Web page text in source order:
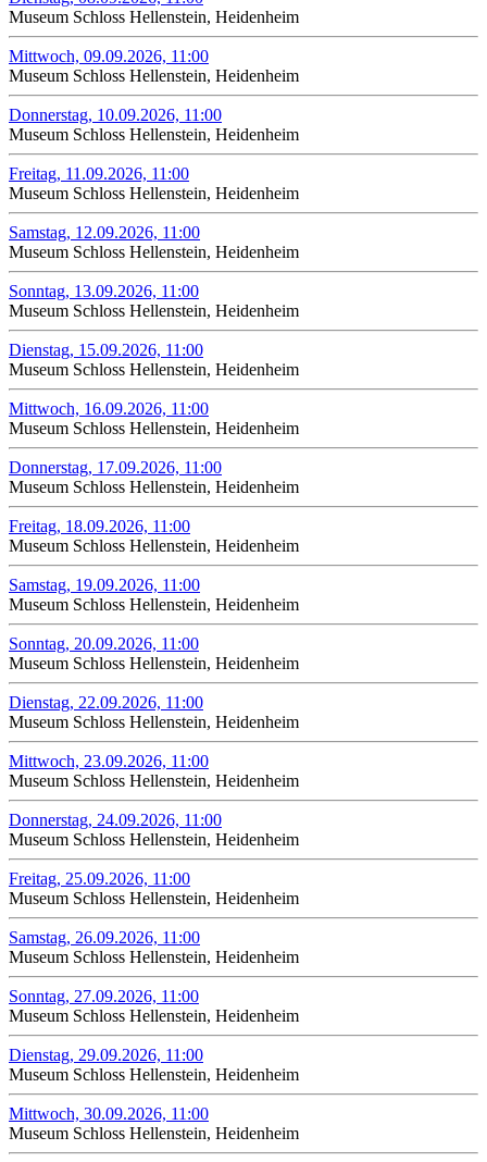
Museum Schloss Hellenstein, Heidenheim
Mittwoch, 09.09.2026, 11:00
Museum Schloss Hellenstein, Heidenheim
Donnerstag, 10.09.2026, 11:00
Museum Schloss Hellenstein, Heidenheim
Freitag, 11.09.2026, 11:00
Museum Schloss Hellenstein, Heidenheim
Samstag, 12.09.2026, 11:00
Museum Schloss Hellenstein, Heidenheim
Sonntag, 13.09.2026, 11:00
Museum Schloss Hellenstein, Heidenheim
Dienstag, 15.09.2026, 11:00
Museum Schloss Hellenstein, Heidenheim
Mittwoch, 16.09.2026, 11:00
Museum Schloss Hellenstein, Heidenheim
Donnerstag, 17.09.2026, 11:00
Museum Schloss Hellenstein, Heidenheim
Freitag, 18.09.2026, 11:00
Museum Schloss Hellenstein, Heidenheim
Samstag, 19.09.2026, 11:00
Museum Schloss Hellenstein, Heidenheim
Sonntag, 20.09.2026, 11:00
Museum Schloss Hellenstein, Heidenheim
Dienstag, 22.09.2026, 11:00
Museum Schloss Hellenstein, Heidenheim
Mittwoch, 23.09.2026, 11:00
Museum Schloss Hellenstein, Heidenheim
Donnerstag, 24.09.2026, 11:00
Museum Schloss Hellenstein, Heidenheim
Freitag, 25.09.2026, 11:00
Museum Schloss Hellenstein, Heidenheim
Samstag, 26.09.2026, 11:00
Museum Schloss Hellenstein, Heidenheim
Sonntag, 27.09.2026, 11:00
Museum Schloss Hellenstein, Heidenheim
Dienstag, 29.09.2026, 11:00
Museum Schloss Hellenstein, Heidenheim
Mittwoch, 30.09.2026, 11:00
Museum Schloss Hellenstein, Heidenheim